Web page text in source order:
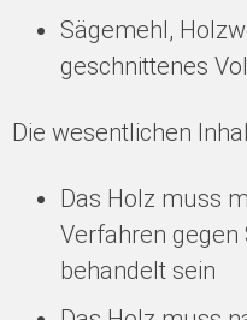
Sägemehl,
geschnittenes
Die wesentlichen
Das Holz muss
Verfahren gegen
behandelt sein